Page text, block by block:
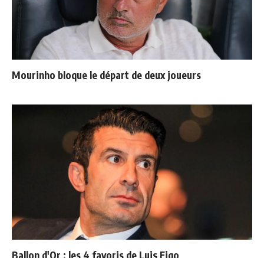
Mourinho bloque le départ de deux joueurs
Ballon d'Or : les 4 favoris de Luis Figo